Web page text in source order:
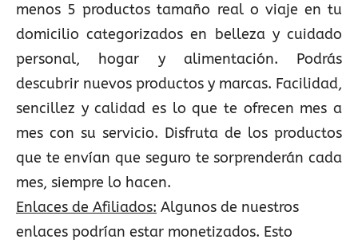
menos 5 productos tamaño real o viaje en tu
domicilio categorizados en belleza y cuidado
personal, hogar y alimentación. Podrás
descubrir nuevos productos y marcas. Facilidad,
sencillez y calidad es lo que te ofrecen mes a
mes con su servicio. Disfruta de los productos
que te envían que seguro te sorprenderán cada
mes, siempre lo hacen.
Enlaces de Afiliados: Algunos de nuestros
enlaces podrían estar monetizados. Esto